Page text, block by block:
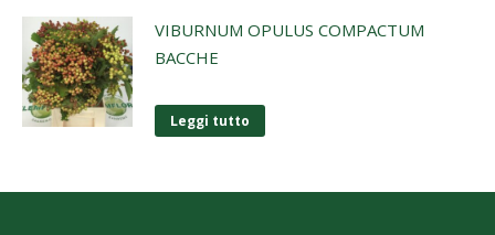
VIBURNUM OPULUS COMPACTUM
BACCHE
Leggi tutto